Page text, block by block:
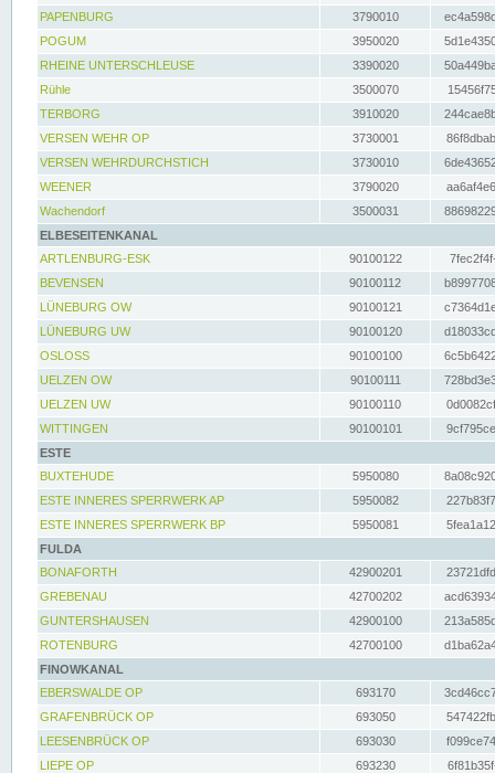
PAPENBURG
3790010
POGUM
3950020
RHEINE UNTERSCHLEUSE
3390020
Rühle
3500070
TERBORG
3910020
VERSEN WEHR OP
3730001
VERSEN WEHRDURCHSTICH
3730010
WEENER
3790020
Wachendorf
3500031
ELBESEITENKANAL
ARTLENBURG-ESK
90100122
BEVENSEN
90100112
LÜNEBURG OW
90100121
LÜNEBURG UW
90100120
OSLOSS
90100100
UELZEN OW
90100111
UELZEN UW
90100110
WITTINGEN
90100101
ESTE
BUXTEHUDE
5950080
ESTE INNERES SPERRWERK AP
5950082
ESTE INNERES SPERRWERK BP
5950081
FULDA
BONAFORTH
42900201
GREBENAU
42700202
GUNTERSHAUSEN
42900100
ROTENBURG
42700100
FINOWKANAL
EBERSWALDE OP
693170
GRAFENBRÜCK OP
693050
LEESENBRÜCK OP
693030
LIEPE OP
693230